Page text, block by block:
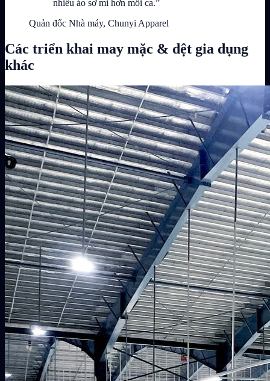
nhiều áo sơ mi hơn mỗi ca.”
Quản đốc Nhà máy, Chunyi Apparel
Các triển khai may mặc & dệt gia dụng
khác